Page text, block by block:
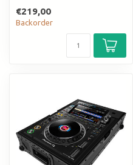
€219,00
Backorder